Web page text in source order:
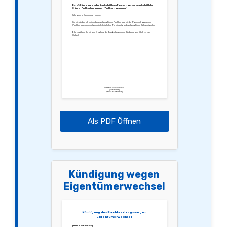
Betreff: Kündigung des Landwirtschaftlichen Pachtvertrags wegen wirtschaftlicher
Gründe – Pachtvertragsnummer: [Pachtvertragsnummer]
Sehr geehrte Damen und Herren,
hiermit kündige ich meinen Landwirtschaftlichen Pachtvertrag mit der Pachtvertragsnummer
[Pachtvertragsnummer] zum nächstmöglichen Termin aufgrund wirtschaftlicher Schwierigkeiten.
Bitte bestätigen Sie mir den Erhalt und die Bearbeitung meiner Kündigung schriftlich bis zum
[Datum].
Mit freundlichen Grüßen,
[Unterschrift]
[Name des Pächters]
Als PDF Öffnen
Kündigung wegen
Eigentümerwechsel
Kündigung des Pachtvertrags wegen
Eigentümerwechsel
[Name des Pächters]